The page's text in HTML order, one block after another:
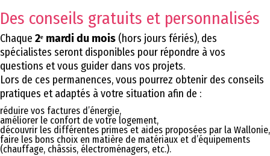
Des conseils gratuits et personnalisés
Chaque 2ᵉ mardi du mois (hors jours fériés), des
spécialistes seront disponibles pour répondre à vos
questions et vous guider dans vos projets.
Lors de ces permanences, vous pourrez obtenir des conseils
pratiques et adaptés à votre situation afin de :
réduire vos factures d’énergie,
améliorer le confort de votre logement,
découvrir les différentes primes et aides proposées par la Wallonie,
faire les bons choix en matière de matériaux et d’équipements
(chauffage, châssis, électroménagers, etc.).